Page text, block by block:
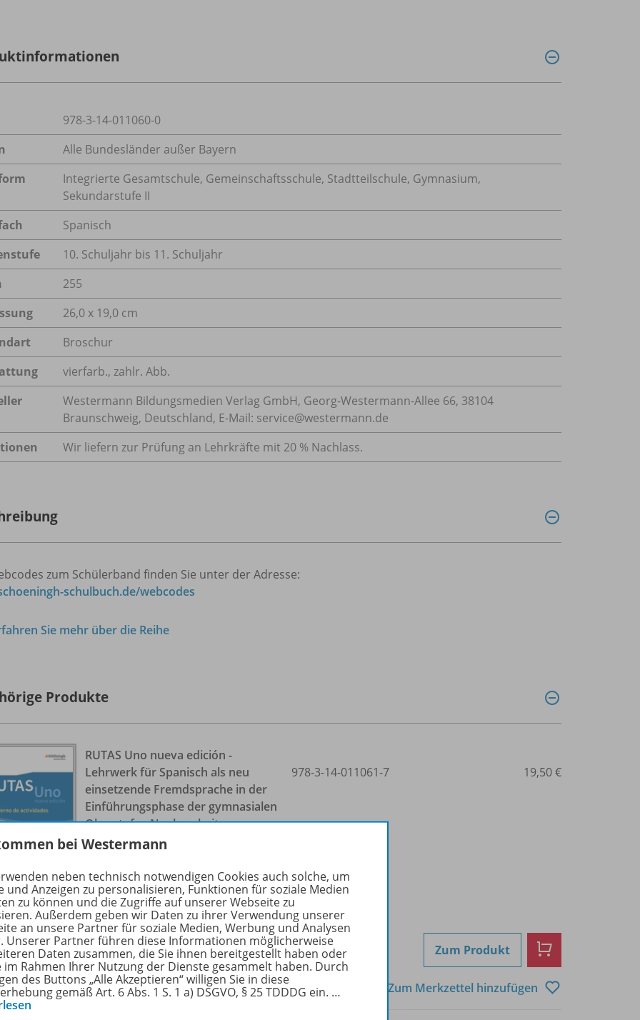
978-3-14-011060-0
Alle Bundesländer außer Bayern
Integrierte Gesamtschule, Gemeinschaftsschule, Stadtteilschule, Gymnasium,
Sekundarstufe II
Spanisch
10. Schuljahr bis 11. Schuljahr
255
26,0 x 19,0 cm
Broschur
vierfarb., zahlr. Abb.
Westermann Bildungsmedien Verlag GmbH, Georg-Westermann-Allee 66, 38104
Braunschweig, Deutschland, E-Mail: service@westermann.de
Wir liefern zur Prüfung an Lehrkräfte mit 20 % Nachlass.
zum Schülerband finden Sie unter der Adresse:
schulbuch.de/webcodes
Sie mehr über die Reihe
Produkte
RUTAS Uno nueva edición -
Lehrwerk für Spanisch als neu
einsetzende Fremdsprache in der
Einführungsphase der gymnasialen
Oberstufe - Neubearbeitung
Arbeitsheft
Cuaderno de actividades
Lieferbar
978-3-14-011061-7 19,50 €
Zum Produkt
Zum Merkzettel hinzufügen
bei Westermann
neben technisch notwendigen Cookies auch solche, um
und Anzeigen zu personalisieren, Funktionen für soziale Medien
zu können und die Zugriffe auf unserer Webseite zu
Außerdem geben wir Daten zu ihrer Verwendung unserer
an unsere Partner für soziale Medien, Werbung und Analysen
Unserer Partner führen diese Informationen möglicherweise
Daten zusammen, die Sie ihnen bereitgestellt haben oder
im Rahmen Ihrer Nutzung der Dienste gesammelt haben. Durch
des Buttons „Alle Akzeptieren“ willigen Sie in diese
gemäß Art. 6 Abs. 1 S. 1 a) DSGVO, § 25 TDDDG ein. …